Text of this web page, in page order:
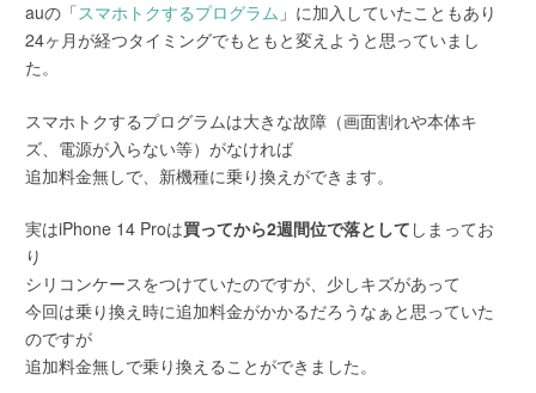
auの「スマホトクするプログラム 」に加入していたこともあり
24ヶ月が経つタイミングでもともと変えようと思っていまし
た。
スマホトクするプログラムは大きな故障（画面割れや本体キ
ズ、電源が入らない等）がなければ
追加料金無しで、新機種に乗り換えができます。
実はiPhone 14 Proは買ってから2週間位で落として しまってお
り
シリコンケースをつけていたのですが、少しキズがあって
今回は乗り換え時に追加料金がかかるだろうなぁと思っていた
のですが
追加料金無しで乗り換えることができました。